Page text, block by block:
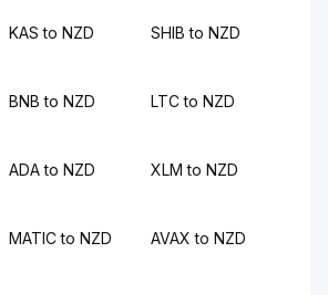
KAS to NZD SHIB to NZD
BNB to NZD LTC to NZD
ADA to NZD XLM to NZD
MATIC to NZD AVAX to NZD